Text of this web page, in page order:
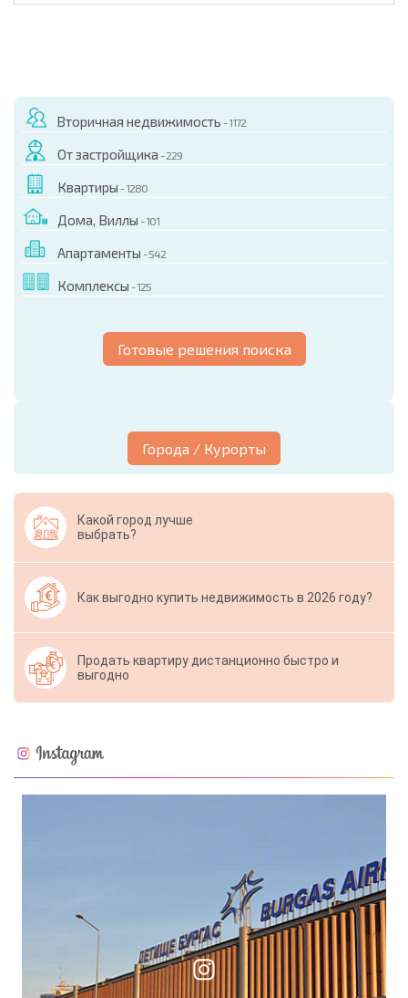
Вторичная недвижимость - 1172
От застройщика - 229
Квартиры - 1280
Дома, Виллы - 101
Апартаменты - 542
Комплексы - 125
Готовые решения поиска
Города / Курорты
Какой город лучше
выбрать?
Как выгодно купить недвижимость в 2026 году?
Продать квартиру дистанционно быстро и
выгодно